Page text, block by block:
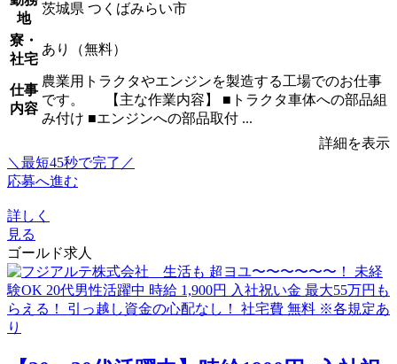
地
茨城県 つくばみらい市
寮・
社宅
あり（無料）
仕事
内容
農業用トラクタやエンジンを製造する工場でのお仕事
です。 【主な作業内容】 ■トラクタ車体への部品組
み付け ■エンジンへの部品取付 ...
詳細を表示
＼最短45秒で完了／
応募へ進む
詳しく
見る
ゴールド求人